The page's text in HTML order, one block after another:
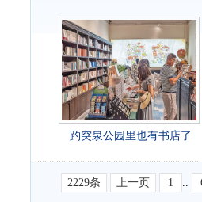
趵突泉公园里也有书店了
2229条 上一页 1 ..